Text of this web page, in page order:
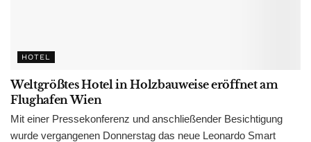
HOTEL
Weltgrößtes Hotel in Holzbauweise eröffnet am
Flughafen Wien
Mit einer Pressekonferenz und anschließender Besichtigung
wurde vergangenen Donnerstag das neue Leonardo Smart